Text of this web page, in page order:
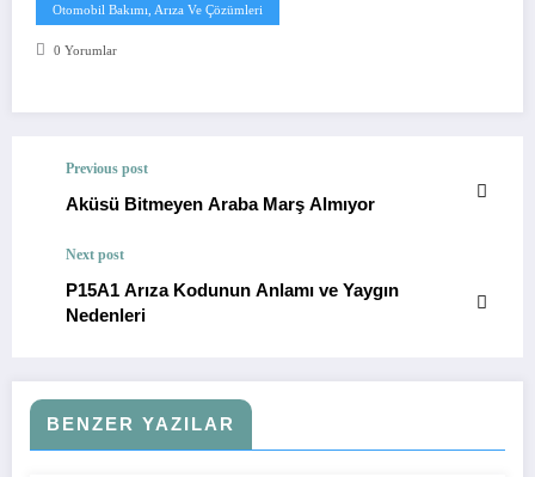
Otomobil Bakımı, Arıza Ve Çözümleri
0 Yorumlar
Previous post
Aküsü Bitmeyen Araba Marş Almıyor
Next post
P15A1 Arıza Kodunun Anlamı ve Yaygın
Nedenleri
BENZER YAZILAR